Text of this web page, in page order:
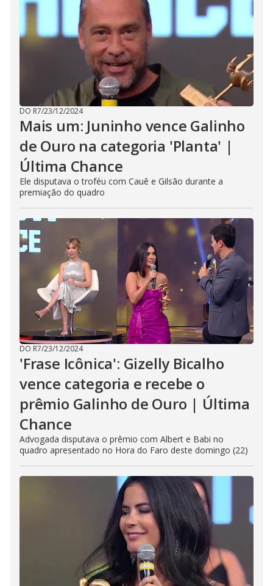
DO R7/23/12/2024
Mais um: Juninho vence Galinho
de Ouro na categoria 'Planta' |
Última Chance
Ele disputava o troféu com Cauê e Gilsão durante a
premiação do quadro
DO R7/23/12/2024
'Frase Icônica': Gizelly Bicalho
vence categoria e recebe o
prêmio Galinho de Ouro | Última
Chance
Advogada disputava o prêmio com Albert e Babi no
quadro apresentado no Hora do Faro deste domingo (22)